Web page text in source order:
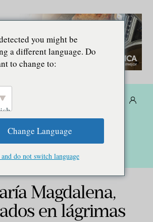
Magdalena,
en lágrimas
you might be
a different language. Do
to change to:
Change Language
do not switch language